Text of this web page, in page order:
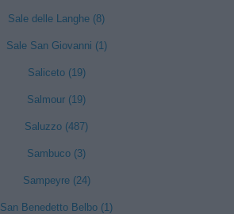
Sale delle Langhe (8)
Sale San Giovanni (1)
Saliceto (19)
Salmour (19)
Saluzzo (487)
Sambuco (3)
Sampeyre (24)
San Benedetto Belbo (1)